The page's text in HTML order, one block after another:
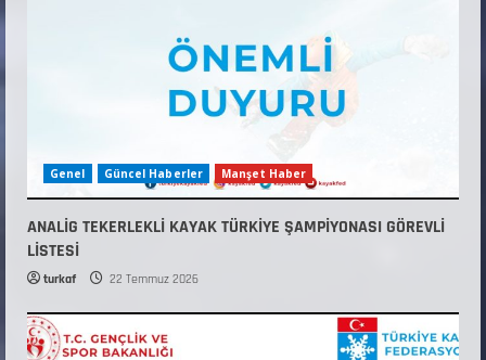
Genel Güncel Haberler Manşet Haber
ANALİG TEKERLEKLİ KAYAK TÜRKİYE ŞAMPİYONASI GÖREVLİ
LİSTESİ
turkaf 22 Temmuz 2026